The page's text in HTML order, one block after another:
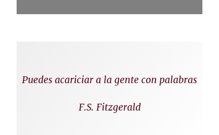
Puedes acariciar a la gente con palabras
F.S. Fitzgerald